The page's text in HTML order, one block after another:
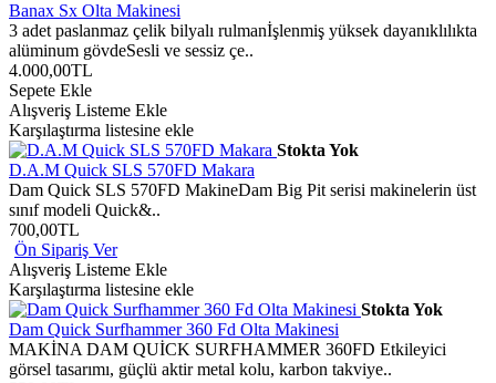
Banax Sx Olta Makinesi
3 adet paslanmaz çelik bilyalı rulmanİşlenmiş yüksek dayanıklılıkta
alüminum gövdeSesli ve sessiz çe..
4.000,00TL
Sepete Ekle
Alışveriş Listeme Ekle
Karşılaştırma listesine ekle
Stokta Yok
D.A.M Quick SLS 570FD Makara
Dam Quick SLS 570FD MakineDam Big Pit serisi makinelerin üst
sınıf modeli Quick&..
700,00TL
Ön Sipariş Ver
Alışveriş Listeme Ekle
Karşılaştırma listesine ekle
Stokta Yok
Dam Quick Surfhammer 360 Fd Olta Makinesi
MAKİNA DAM QUİCK SURFHAMMER 360FD Etkileyici
görsel tasarımı, güçlü aktir metal kolu, karbon takviye..